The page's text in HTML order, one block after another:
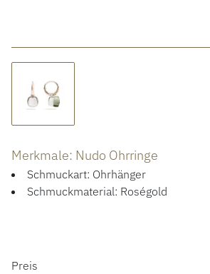
ACCESSOIRES
Merkmale: Nudo Ohrringe
Schmuckart: Ohrhänger
Schmuckmaterial: Roségold
PREISINFORMATIONEN
Preis